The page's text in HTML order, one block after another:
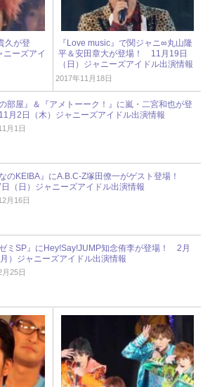
久が登
ーズアイ
『Love music』で関ジャニ∞丸山隆
平＆安田章大が登場！ 11月19日
（日）ジャニーズアイドル出演情報
2017年11月18日
の部屋』＆『アメトーーク！』に嵐・二宮和也が登
月2日（木）ジャニーズアイドル出演情報
月1日
なのKEIBA』にA.B.C-Z塚田僚一がゲスト登場！
（日）ジャニーズアイドル出演情報
月16日
ゼミSP』にHey!Say!JUMP知念侑李が登場！ 2月
）ジャニーズアイドル出演情報
月25日